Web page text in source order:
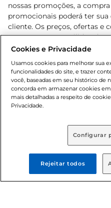
nossas promoções, a
promocionais poderá ter
cliente. Os preços, ofertas e
o e-commerce e válidos
sofrer alterações sem prévia
Lei n.º 8069/90, art. 81,
Adolescente). Preços e
www.bretas.com.br, podendo
prévio. O valor mínimo para
80,00.
© 2025 Copyright. Todos os
reservados Bretas.
Cookies e Privacidade
Usamos cookies para melhorar sua
funcionalidades do site, e trazer
você, baseadas em seu histórico de
concorda em armazenar cookies
mais detalhadas a respeito de
Privacidade.
Configurar
Rejeitar todos